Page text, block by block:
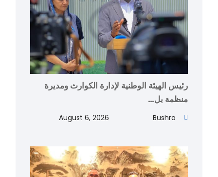
رئيس الهيئة الوطنية لإدارة الكوارث ومديرة
منظمة بل…
Bushra
August 6, 2026